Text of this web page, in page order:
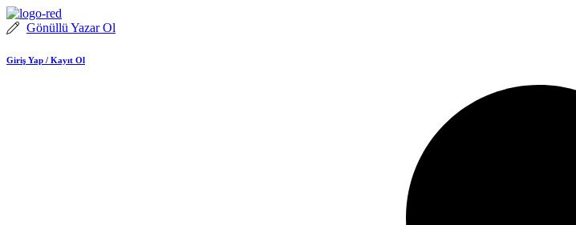
İçeriğe
atla Gönüllü Yazar Ol
Giriş Yap / Kayıt Ol